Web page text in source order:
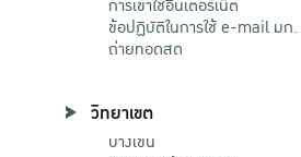
ข้อปฏิบัติในการใช้ e-mail มก.
ถ่ายทอดสด
วิทยาเขต
บางเขน